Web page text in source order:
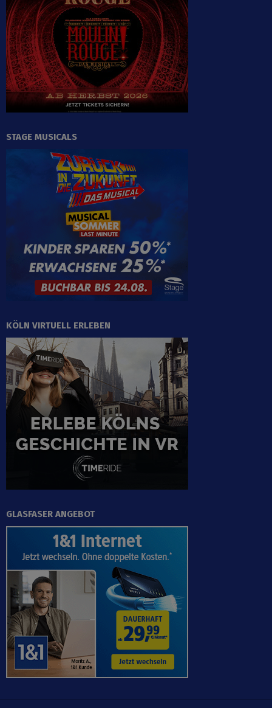
STAGE MUSICALS
KÖLN VIRTUELL ERLEBEN
GLASFASER ANGEBOT